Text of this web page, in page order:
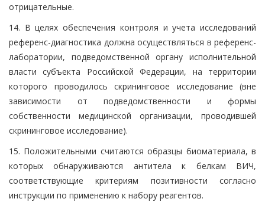
отрицательные.
14. В целях обеспечения контроля и учета исследований
референс-диагностика должна осуществляться в референс-
лаборатории, подведомственной органу исполнительной
власти субъекта Российской Федерации, на территории
которого проводилось скрининговое исследование (вне
зависимости от подведомственности и формы
собственности медицинской организации, проводившей
скрининговое исследование).
15. Положительными считаются образцы биоматериала, в
которых обнаруживаются антитела к белкам ВИЧ,
соответствующие критериям позитивности согласно
инструкции по применению к набору реагентов.